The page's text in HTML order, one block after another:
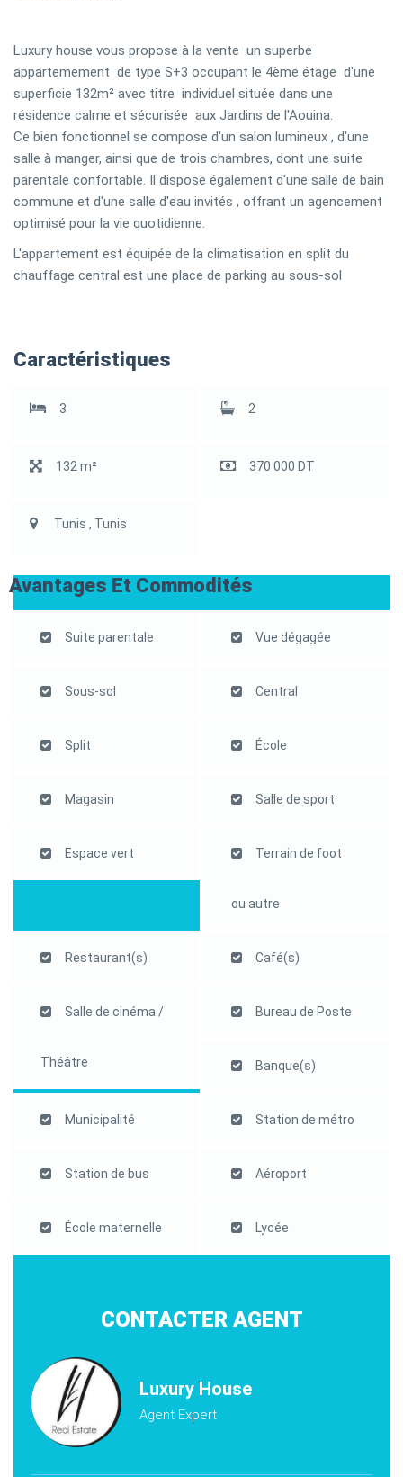
Luxury house vous propose à la vente un superbe
appartemement de type S+3 occupant le 4ème étage d'une
superficie 132m² avec titre individuel située dans une
résidence calme et sécurisée aux Jardins de l'Aouina.
Ce bien fonctionnel se compose d'un salon lumineux , d'une
salle à manger, ainsi que de trois chambres, dont une suite
parentale confortable. Il dispose également d'une salle de bain
commune et d'une salle d'eau invités , offrant un agencement
optimisé pour la vie quotidienne.
L'appartement est équipée de la climatisation en split du
chauffage central est une place de parking au sous-sol
Caractéristiques
3 2
132 m² 370 000 DT
Tunis , Tunis
Avantages Et Commodités
Suite parentale Vue dégagée
Sous-sol Central
Split École
Magasin Salle de sport
Espace vert Terrain de foot
ou autre
Restaurant(s) Café(s)
Salle de cinéma /
Théâtre
Bureau de Poste
Banque(s)
Municipalité Station de métro
Station de bus Aéroport
École maternelle Lycée
CONTACTER AGENT
Luxury House
Agent Expert